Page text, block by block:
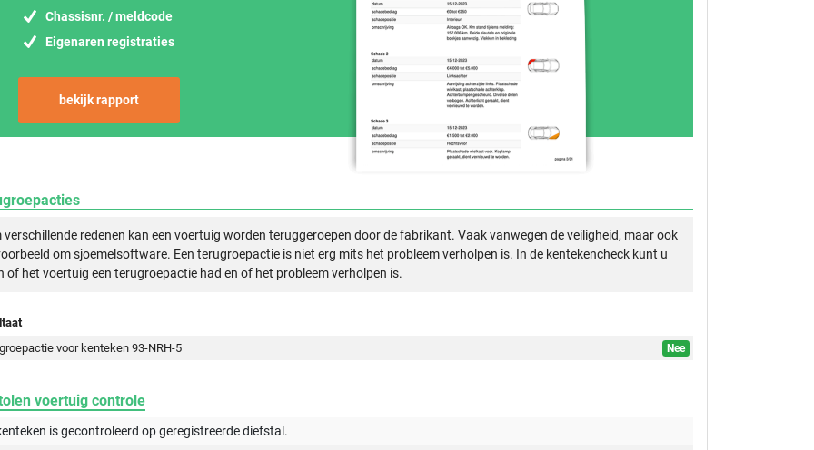
Chassisnr. / meldcode
Eigenaren registraties
bekijk rapport
verschillende redenen kan een voertuig worden teruggeroepen door de fabrikant. Vaak vanwegen de veiligheid, maar ook
om sjoemelsoftware. Een terugroepactie is niet erg mits het probleem verholpen is. In de kentekencheck kunt u
of het voertuig een terugroepactie had en of het probleem verholpen is.
voor kenteken 93-NRH-5
Nee
voertuig controle
is gecontroleerd opgeregistreerdediefstal.